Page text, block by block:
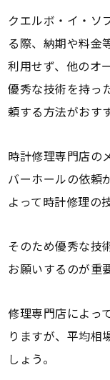
クエルボ・イ・ソ
る際、納期や料金
利用せず、他のオ
優秀な技術を持っ
頼する方法がおす
時計修理専門店の
バーホールの依頼
よって時計修理の
そのため優秀な技
お願いするのが重
修理専門店によっ
りますが、平均相
しょう。